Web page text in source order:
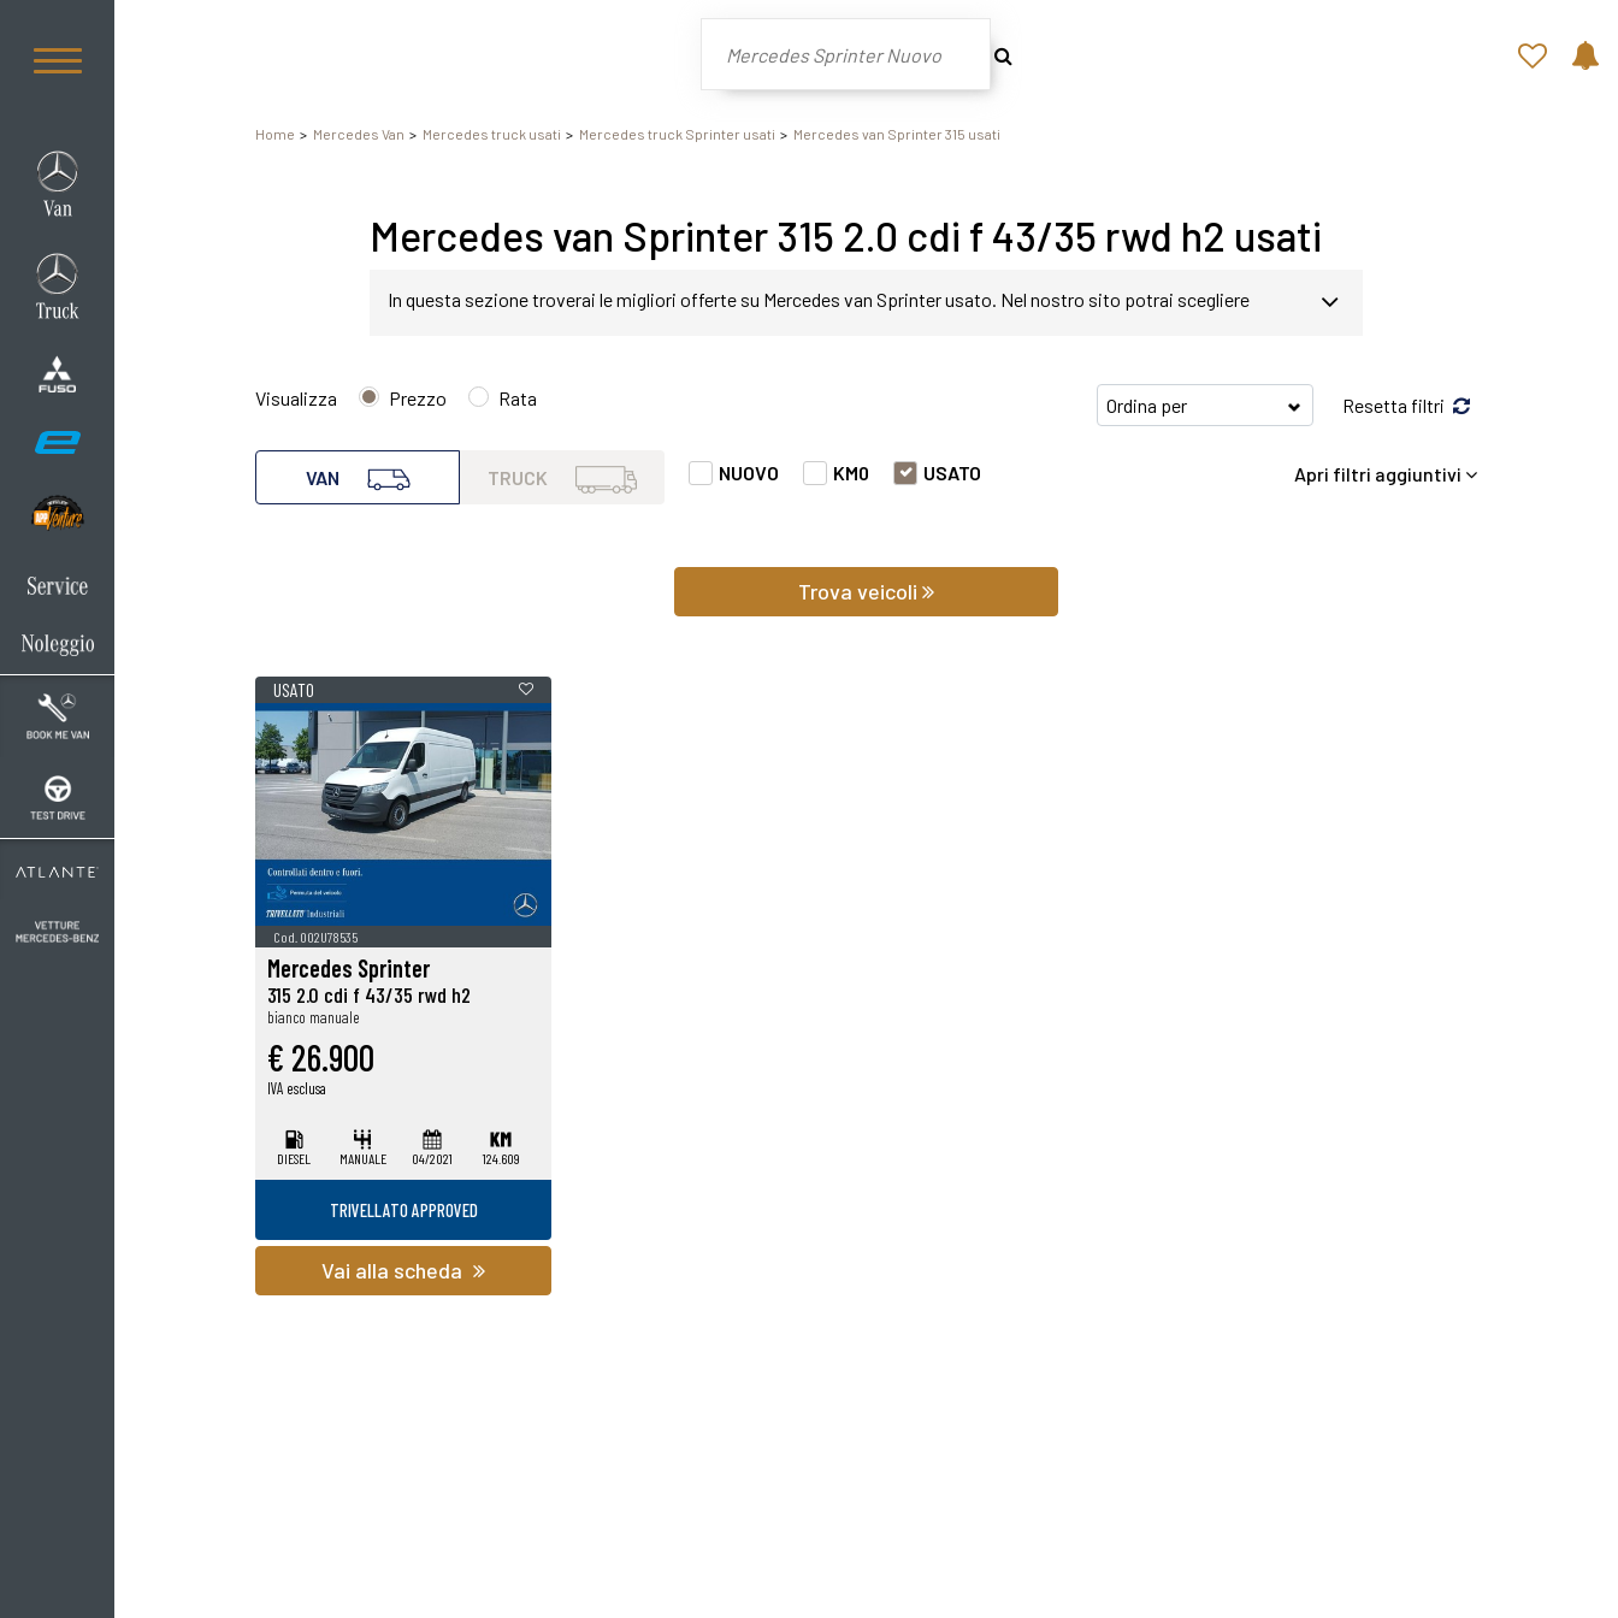
Home Mercedes Van Mercedes truck usati Mercedes truck Sprinter usati Mercedes van Sprinter 315 usati
Mercedes van Sprinter 315 2.0 cdi f 43/35 rwd h2 usati
In questa sezione troverai le migliori offerte su Mercedes van Sprinter usato. Nel nostro sito potrai scegliere
Mercedes van Sprinter 315 2.0 cdi f 43/35 rwd h2 con varie fasce di prezzi ed equipaggiamenti in grado di soddisfare
qualsiasi esigenza di comfort o prestazione.
allestimento ed il chilometraggio (nel caso di veicoli usati).
Visualizza Prezzo Rata Resetta filtri
VAN TRUCK NUOVO KM0 USATO Apri filtri aggiuntivi
Trova veicoli
USATO
Cod. 002U78535
Mercedes Sprinter
315 2.0 cdi f 43/35 rwd h2
bianco manuale
€ 26.900
IVA esclusa
DIESEL MANUALE 04/2021 124.609
TRIVELLATO APPROVED
Vai alla scheda